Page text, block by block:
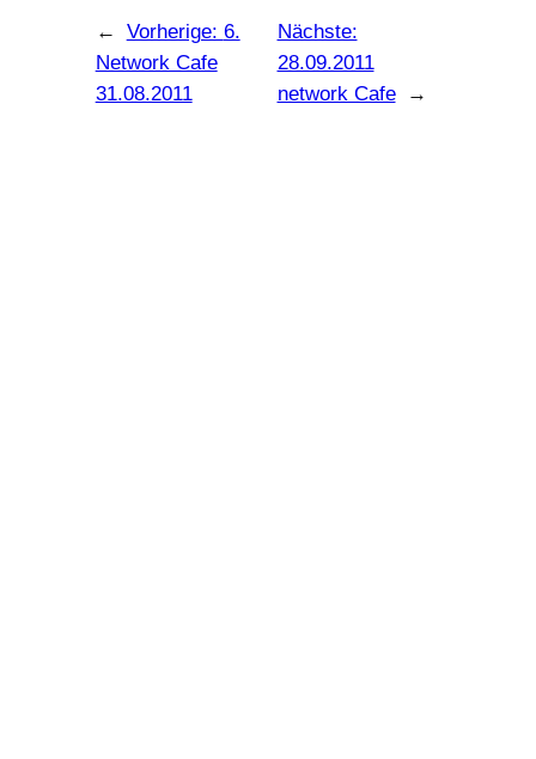
← Vorherige: 6.
Network Cafe
31.08.2011
Nächste:
28.09.2011
network Cafe
→